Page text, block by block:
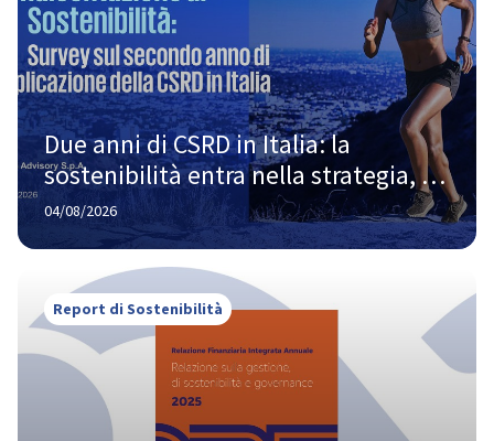
Due anni di CSRD in Italia: la
sostenibilità entra nella strategia,
ma la strada verso la piena maturità
è ancora lunga
04/08/2026
Report di Sostenibilità